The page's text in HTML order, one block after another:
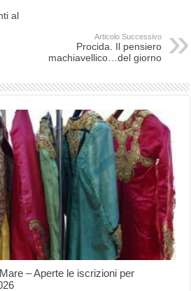
al
Articolo Successivo
Procida. Il pensiero
machiavellico…del giorno
– Aperte le iscrizioni per